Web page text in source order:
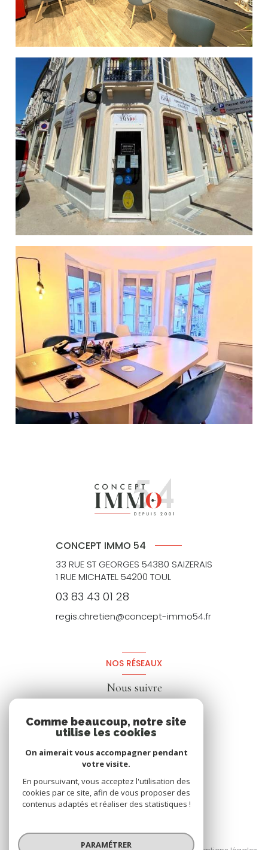
CONCEPT IMMO 54
33 RUE ST GEORGES 54380 SAIZERAIS
1 RUE MICHATEL 54200 TOUL
03 83 43 01 28
regis.chretien@concept-immo54.fr
NOS RÉSEAUX
Nous suivre
© 2026 | Tous droits réservés
Comme beaucoup, notre site
utilise les cookies
On aimerait vous accompagner pendant
votre visite.
En poursuivant, vous acceptez l'utilisation des
cookies par ce site, afin de vous proposer des
contenus adaptés et réaliser des statistiques !
PARAMÉTRER